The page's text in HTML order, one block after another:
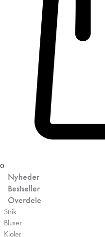
0
Nyheder
Bestseller
Overdele
Strik
Bluser
Kjoler